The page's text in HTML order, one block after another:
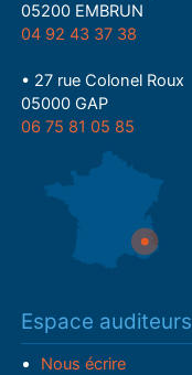
05200 EMBRUN
04 92 43 37 38
• 27 rue Colonel Roux
05000 GAP
06 75 81 05 85
Espace auditeurs
Nous écrire